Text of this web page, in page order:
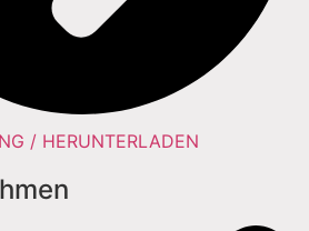
/ HERUNTERLADEN